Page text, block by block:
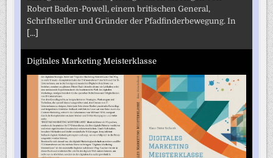
Robert Baden-Powell, einem britischen General,
Schriftsteller und Gründer der Pfadfinderbewegung. In
[...]
Digitales Marketing Meisterklasse